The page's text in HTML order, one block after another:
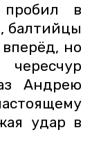
в
балтийцы
но
Андрею
удар в